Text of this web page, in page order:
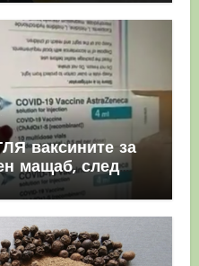
ваксините за
мащаб, след